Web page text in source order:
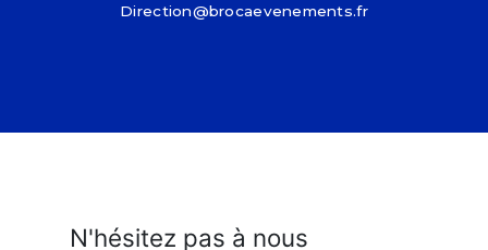
direction@brocaevenements.fr
N'hésitez pas à nous